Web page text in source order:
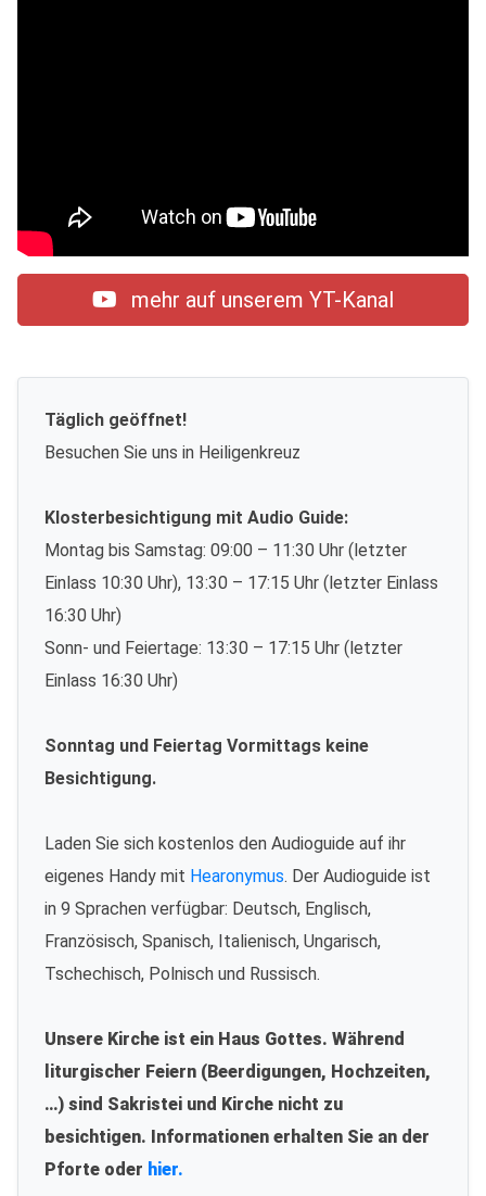
mehr auf unserem YT-Kanal
Täglich geöffnet!
Besuchen Sie uns in Heiligenkreuz
Klosterbesichtigung mit Audio Guide:
Montag bis Samstag: 09:00 – 11:30 Uhr (letzter
Einlass 10:30 Uhr), 13:30 – 17:15 Uhr (letzter Einlass
16:30 Uhr)
Sonn- und Feiertage: 13:30 – 17:15 Uhr (letzter
Einlass 16:30 Uhr)
Sonntag und Feiertag Vormittags keine
Besichtigung.
Laden Sie sich kostenlos den Audioguide auf ihr
eigenes Handy mit Hearonymus. Der Audioguide ist
in 9 Sprachen verfügbar: Deutsch, Englisch,
Französisch, Spanisch, Italienisch, Ungarisch,
Tschechisch, Polnisch und Russisch.
Unsere Kirche ist ein Haus Gottes. Während
liturgischer Feiern (Beerdigungen, Hochzeiten,
…) sind Sakristei und Kirche nicht zu
besichtigen. Informationen erhalten Sie an der
Pforte oder hier.